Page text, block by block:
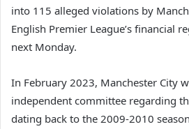
into 115 alleged violations by
English Premier League’s financial
next Monday.
In February 2023, Manchester City
independent committee regarding
dating back to the 2009-2010